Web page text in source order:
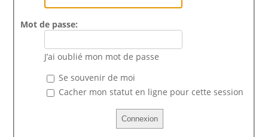
Mot de passe:
J’ai oublié mon mot de passe
Se souvenir de moi
Cacher mon statut en ligne pour cette session